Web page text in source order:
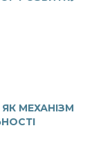
МЕХАНІЗМ